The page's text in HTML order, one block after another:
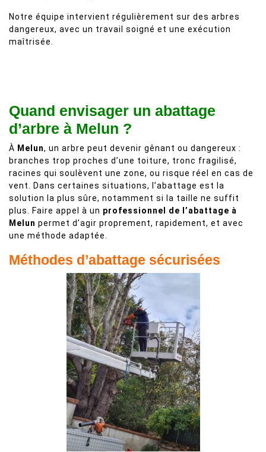
Notre équipe intervient régulièrement sur des arbres
dangereux, avec un travail soigné et une exécution
maîtrisée.
Quand envisager un abattage
d’arbre à Melun ?
À Melun, un arbre peut devenir gênant ou dangereux :
branches trop proches d’une toiture, tronc fragilisé,
racines qui soulèvent une zone, ou risque réel en cas de
vent. Dans certaines situations, l’abattage est la
solution la plus sûre, notamment si la taille ne suffit
plus. Faire appel à un professionnel de l’abattage à
Melun permet d’agir proprement, rapidement, et avec
une méthode adaptée.
Méthodes d’abattage sécurisées